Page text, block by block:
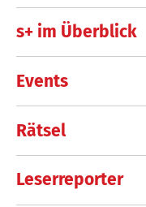
s+ im Überblick
Events
Rätsel
Leserreporter